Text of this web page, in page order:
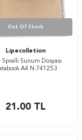
Out Of Stock
Lipecolletion
Spralli Sunum Dosyası
A4 N:741253
21.00TL